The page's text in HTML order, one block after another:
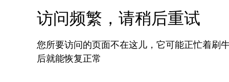
访问频繁，请稍后重试
您所要访问的页面不在这儿，它可能正忙着刷
后就能恢复正常